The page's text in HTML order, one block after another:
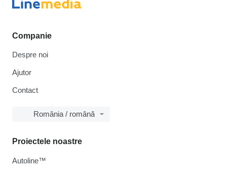
Companie
Despre noi
Ajutor
Contact
România / română
Proiectele noastre
Autoline™